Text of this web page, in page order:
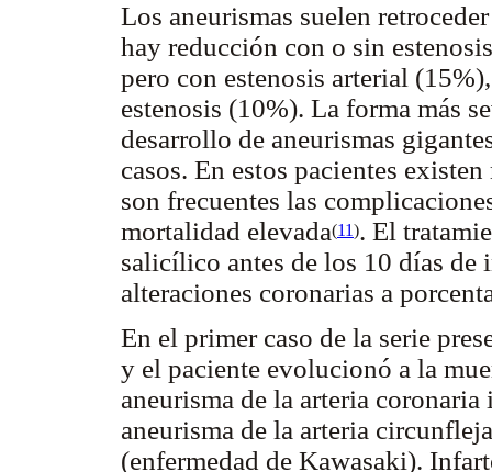
Los aneurismas suelen
hay reducción con o sin
pero con estenosis arterial
estenosis (10%). La forma más
desarrollo de aneurismas
casos. En estos pacientes
son frecuentes las
mortalidad elevada(11). El
salicílico antes de los 10 días de
alteraciones coronarias a
En el primer caso de la serie
y el paciente evolucionó a la
aneurisma de la arteria
aneurisma de la arteria
(enfermedad de Kawasaki).